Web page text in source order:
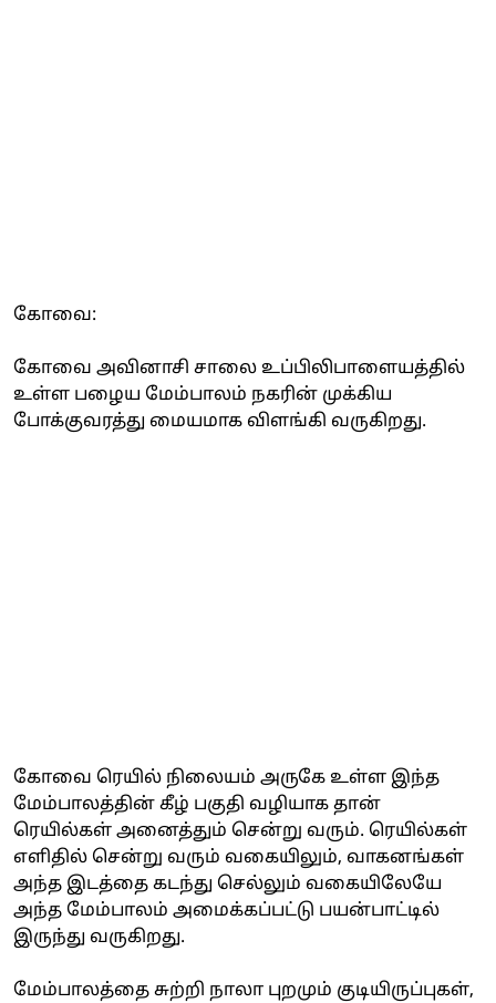
கோவை:
கோவை அவினாசி சாலை உப்பிலிபாளையத்தில்
உள்ள பழைய மேம்பாலம் நகரின் முக்கிய
போக்குவரத்து மையமாக விளங்கி வருகிறது.
கோவை ரெயில் நிலையம் அருகே உள்ள இந்த
மேம்பாலத்தின் கீழ் பகுதி வழியாக தான்
ரெயில்கள் அனைத்தும் சென்று வரும். ரெயில்கள்
எளிதில் சென்று வரும் வகையிலும், வாகனங்கள்
அந்த இடத்தை கடந்து செல்லும் வகையிலேயே
அந்த மேம்பாலம் அமைக்கப்பட்டு பயன்பாட்டில்
இருந்து வருகிறது.
மேம்பாலத்தை சுற்றி நாலா புறமும் குடியிருப்புகள்,